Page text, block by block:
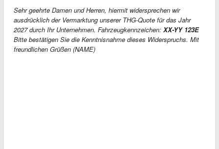
Sehr geehrte Damen und Herren, hiermit widersprechen wir
ausdrücklich der Vermarktung unserer THG-Quote für das Jahr
2027 durch Ihr Unternehmen. Fahrzeugkennzeichen: XX-YY 123E
Bitte bestätigen Sie die Kenntnisnahme dieses Widerspruchs. Mit
freundlichen Grüßen (NAME)